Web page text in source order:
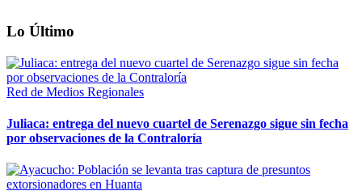
Lo Último
Red de Medios Regionales
Juliaca: entrega del nuevo cuartel de Serenazgo sigue sin fecha
por observaciones de la Contraloría